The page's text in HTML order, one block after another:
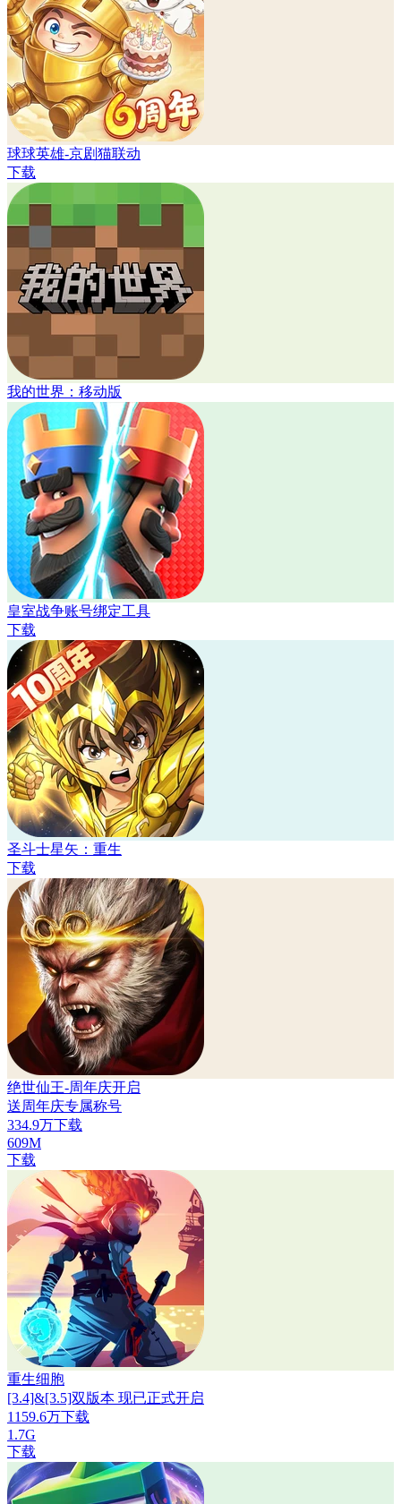
球球英雄-京剧猫联动
下载
我的世界：移动版
皇室战争账号绑定工具
下载
圣斗士星矢：重生
下载
绝世仙王-周年庆开启
送周年庆专属称号
334.9万下载
609M
下载
重生细胞
[3.4]&[3.5]双版本 现已正式开启
1159.6万下载
1.7G
下载